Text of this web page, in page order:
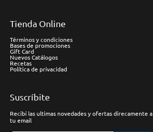
Tienda Online
Términos y condiciones
Bases de promociones
Gift Card
Nuevos Catálogos
Recetas
Política de privacidad
Suscríbite
Recibí las ultimas novedades y ofertas direcamente a
tu email